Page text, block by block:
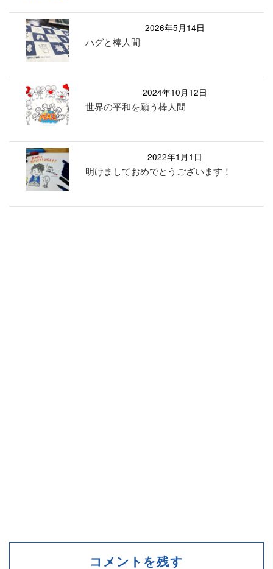
2026年5月14日
ハグと棒人間
2024年10月12日
世界の平和を願う棒人間
2022年1月1日
明けましておめでとうございます！
コメントを残す